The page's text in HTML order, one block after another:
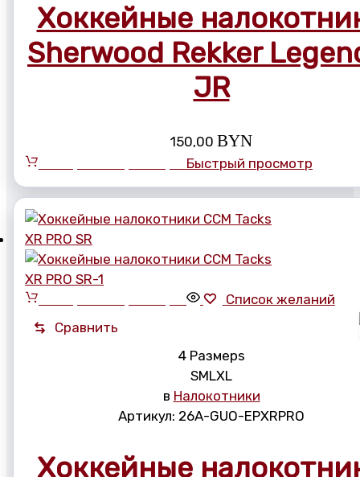
Хоккейные
Sherwood Rekker
JR
150,00 BYN
Быстрый просмотр
Список желаний
Сравнить
4 Размерs
SMLXL
в Налокотники
Артикул: 26A-GUO-EPXRPRO
Хоккейные